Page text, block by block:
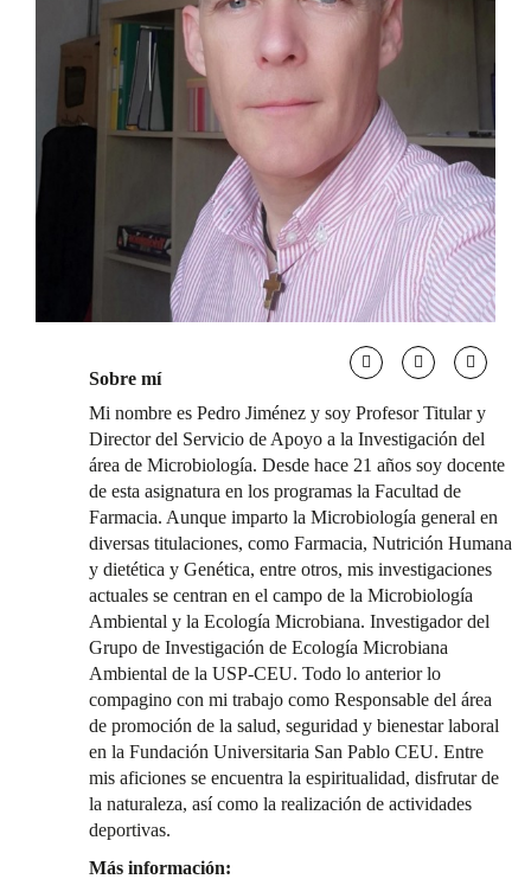
Sobre mí
Mi nombre es Pedro Jiménez y soy Profesor Titular y
Director del Servicio de Apoyo a la Investigación del
área de Microbiología. Desde hace 21 años soy docente
de esta asignatura en los programas la Facultad de
Farmacia. Aunque imparto la Microbiología general en
diversas titulaciones, como Farmacia, Nutrición Humana
y dietética y Genética, entre otros, mis investigaciones
actuales se centran en el campo de la Microbiología
Ambiental y la Ecología Microbiana. Investigador del
Grupo de Investigación de Ecología Microbiana
Ambiental de la USP-CEU. Todo lo anterior lo
compagino con mi trabajo como Responsable del área
de promoción de la salud, seguridad y bienestar laboral
en la Fundación Universitaria San Pablo CEU. Entre
mis aficiones se encuentra la espiritualidad, disfrutar de
la naturaleza, así como la realización de actividades
deportivas.
Más información: